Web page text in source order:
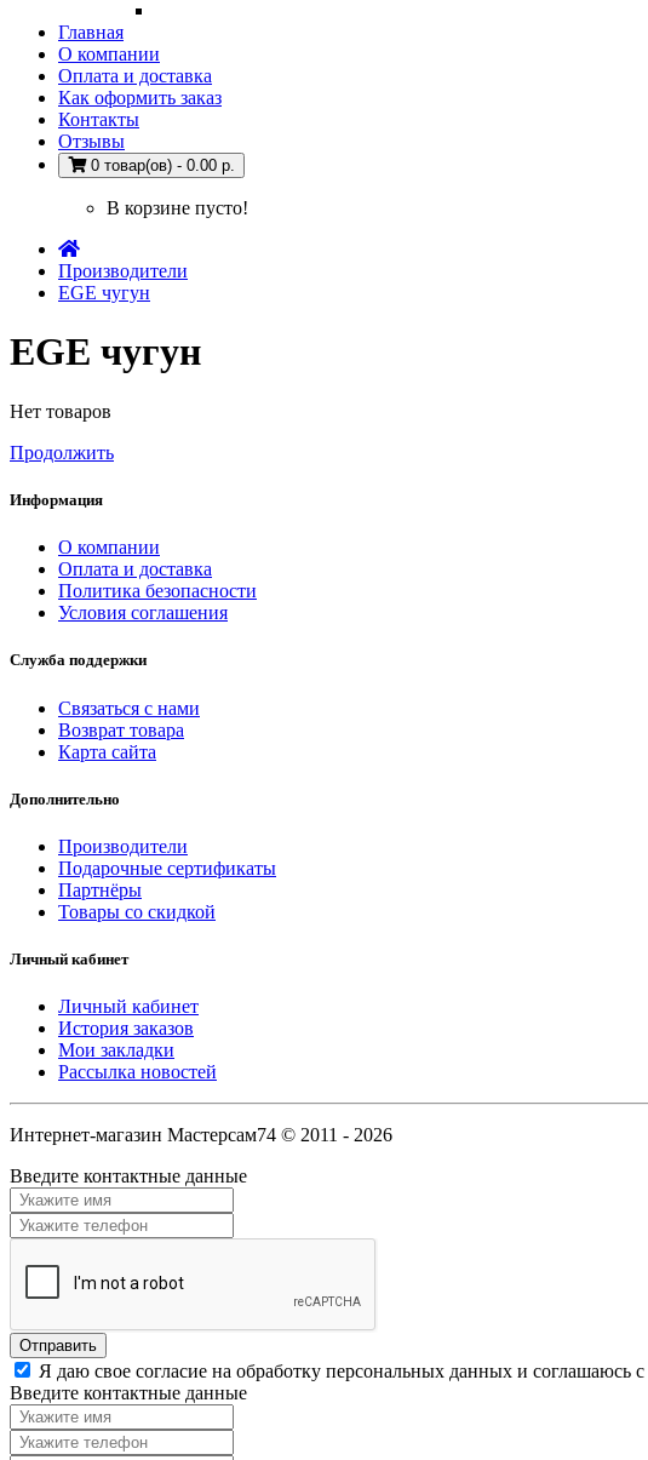
Главная
О компании
Оплата и доставка
Как оформить заказ
Контакты
Отзывы
0 товар(ов) - 0.00 р.
В корзине пусто!
Производители
EGE чугун
EGE чугун
Нет товаров
Продолжить
Информация
О компании
Оплата и доставка
Политика безопасности
Условия соглашения
Служба поддержки
Связаться с нами
Возврат товара
Карта сайта
Дополнительно
Производители
Подарочные сертификаты
Партнёры
Товары со скидкой
Личный кабинет
Личный кабинет
История заказов
Мои закладки
Рассылка новостей
Интернет-магазин Мастерсам74 © 2011 - 2026
Введите контактные данные
Я даю свое согласие на обработку персональных данных и соглашаюсь с
Введите контактные данные